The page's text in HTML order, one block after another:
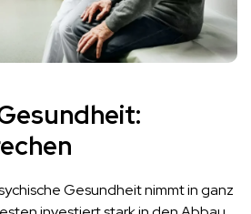
Gesundheit nimmt in ganz